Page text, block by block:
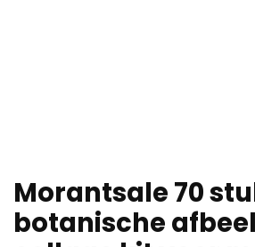
Morantsale 70
botanische